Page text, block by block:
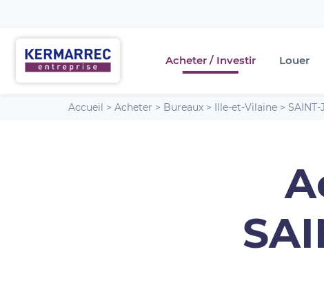
Acheter / Investir Louer
Accueil > Acheter > Bureaux > Ille-et-Vilaine > SAINT-